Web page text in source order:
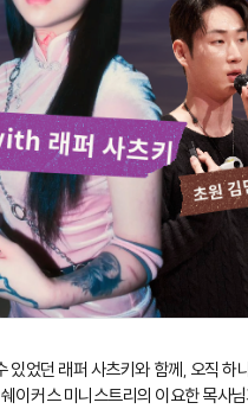
있었던 래퍼 사츠키와 함께, 오직
이커스 미니스트리의 이요한 목사